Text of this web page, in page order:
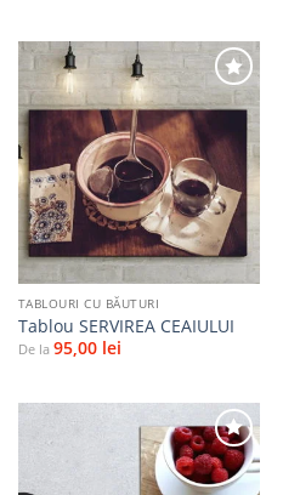
Adaugă
favorite
TABLOURI CU BĂUTURI
Tablou SERVIREA CEAIULUI
De la 95,00 lei